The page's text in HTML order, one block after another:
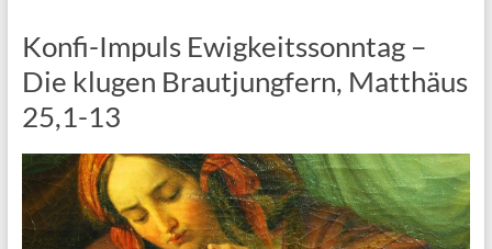
Konfi-Impuls Ewigkeitssonntag –
Die klugen Brautjungfern, Matthäus
25,1-13